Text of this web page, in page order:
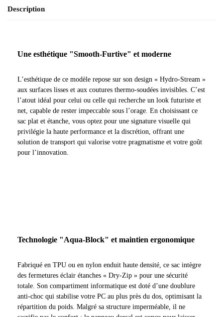
Description
Une esthétique "Smooth-Furtive" et moderne
L’esthétique de ce modèle repose sur son design « Hydro-Stream »
aux surfaces lisses et aux coutures thermo-soudées invisibles. C’est
l’atout idéal pour celui ou celle qui recherche un look futuriste et
net, capable de rester impeccable sous l’orage. En choisissant ce
sac plat et étanche, vous optez pour une signature visuelle qui
privilégie la haute performance et la discrétion, offrant une
solution de transport qui valorise votre pragmatisme et votre goût
pour l’innovation.
Technologie "Aqua-Block" et maintien ergonomique
Fabriqué en TPU ou en nylon enduit haute densité, ce sac intègre
des fermetures éclair étanches « Dry-Zip » pour une sécurité
totale. Son compartiment informatique est doté d’une doublure
anti-choc qui stabilise votre PC au plus près du dos, optimisant la
répartition du poids. Malgré sa structure imperméable, il ne